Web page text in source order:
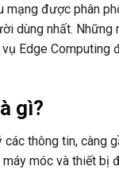
được phân
dùng nhất.
Edge
gì?
thông tin, càng
móc và thiết bị